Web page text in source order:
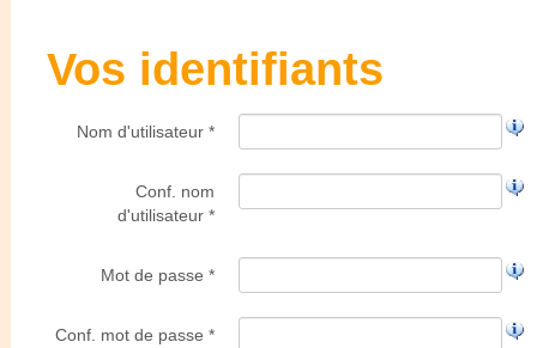
Vos identifiants
Nom d'utilisateur *
Conf. nom
d'utilisateur *
Mot de passe *
Conf. mot de passe *